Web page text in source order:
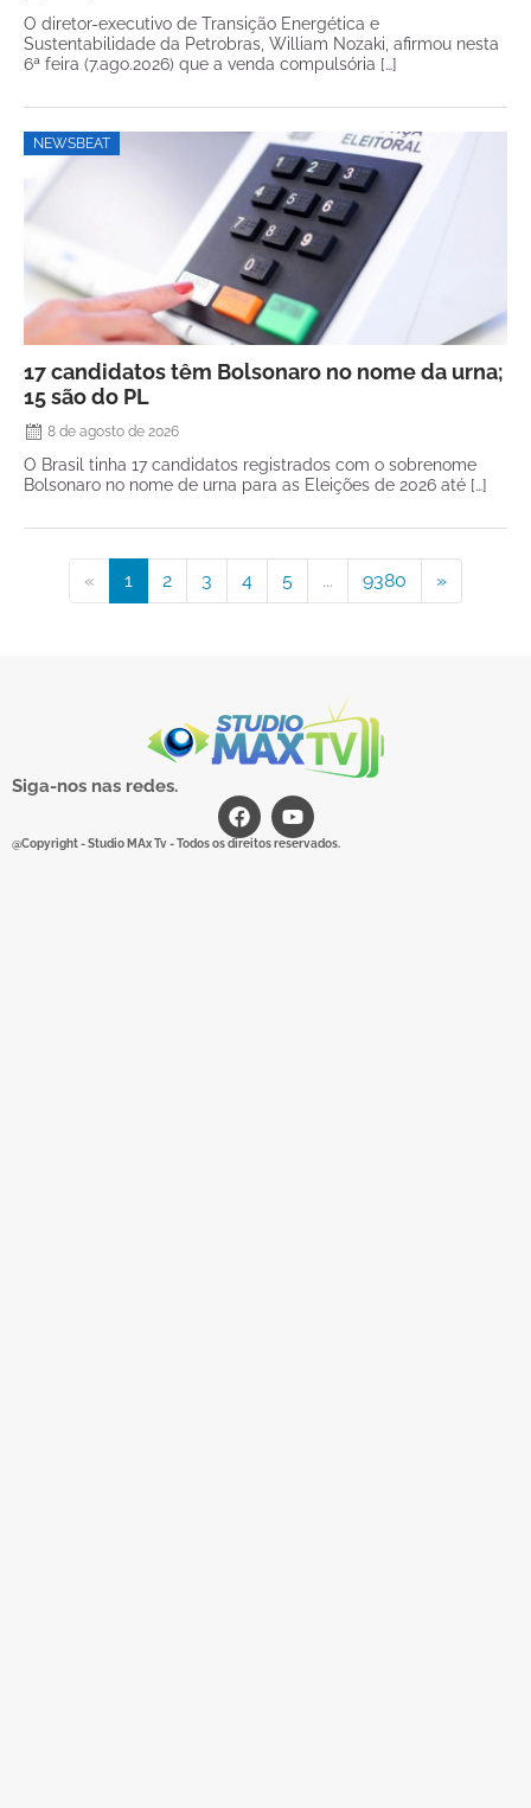
O diretor-executivo de Transição Energética e
Sustentabilidade da Petrobras, William Nozaki, afirmou nesta
6ª feira (7.ago.2026) que a venda compulsória […]
NEWSBEAT
17 candidatos têm Bolsonaro no nome da urna;
15 são do PL
8 de agosto de 2026
O Brasil tinha 17 candidatos registrados com o sobrenome
Bolsonaro no nome de urna para as Eleições de 2026 até […]
« 1 2 3 4 5 ... 9380 »
Siga-nos nas redes.
@Copyright - Studio MAx Tv - Todos os direitos reservados.